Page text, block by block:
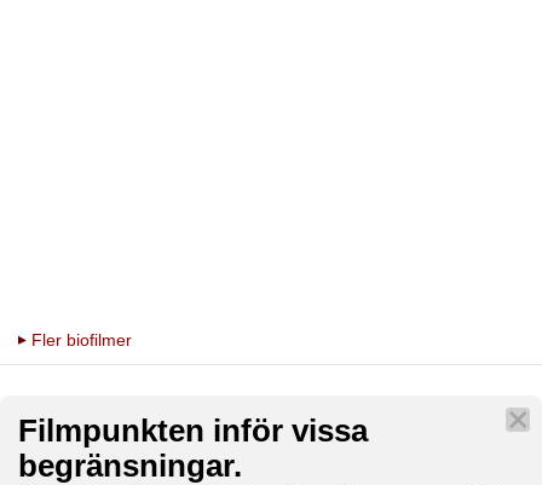
Fler biofilmer
Filmpunkten inför vissa
begränsningar.